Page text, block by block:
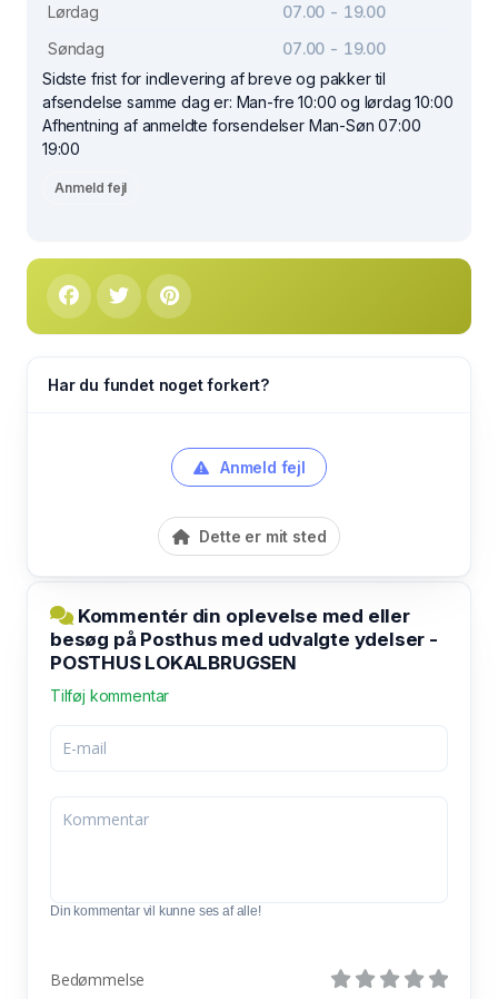
Lørdag
07.00 - 19.00
Søndag
07.00 - 19.00
Sidste frist for indlevering af breve og pakker til
afsendelse samme dag er: Man-fre 10:00 og lørdag 10:00
Afhentning af anmeldte forsendelser Man-Søn 07:00
19:00
Anmeld fejl
Har du fundet noget forkert?
Anmeld fejl
Dette er mit sted
Kommentér din oplevelse med eller
besøg på Posthus med udvalgte ydelser -
POSTHUS LOKALBRUGSEN
Tilføj kommentar
Din kommentar vil kunne ses af alle!
Bedømmelse